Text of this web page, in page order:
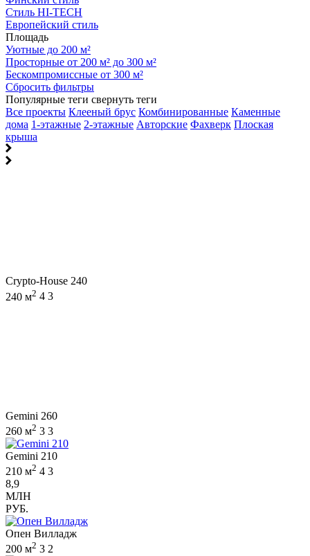
Стиль HI-TECH
Европейский стиль
Площадь
Уютные до 200 м²
Просторные от 200 м² до 300 м²
Бескомпромиссные от 300 м²
Сбросить фильтры
Популярные теги свернуть теги
Все проекты Клееный брус Комбинированные Каменные
дома 1-этажные 2-этажные Авторские Фахверк Плоская
крыша
Crypto-House 240
240 м2 4 3
Gemini 260
260 м2 3 3
Gemini 210
210 м2 4 3
8,9
МЛН
РУБ.
Опен Вилладж
200 м2 3 2